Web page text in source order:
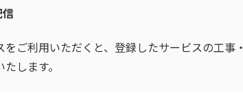
ご利用いただくと、登録したサービスの工事・
します。